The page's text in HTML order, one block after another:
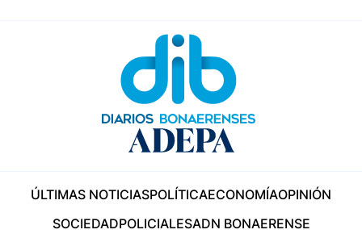
ÚLTIMAS NOTICIASPOLÍTICAECONOMÍAOPINIÓN
SOCIEDADPOLICIALESADN BONAERENSE